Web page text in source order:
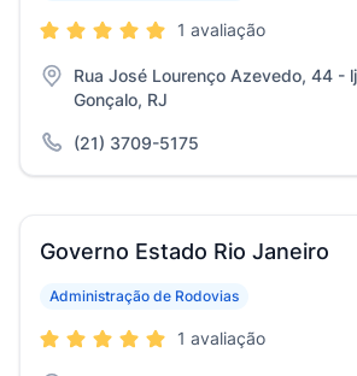
1 avaliação
Rua José Lourenço Azevedo, 44 -
Gonçalo, RJ
(21) 3709-5175
Governo Estado Rio Janeiro
Administração de Rodovias
1 avaliação